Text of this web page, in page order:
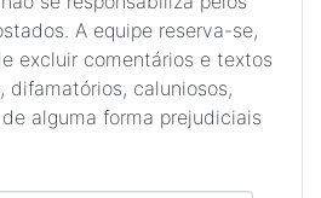
A equipe reserva-se,
excluir comentários e textos
difamatórios, caluniosos,
alguma forma prejudiciais